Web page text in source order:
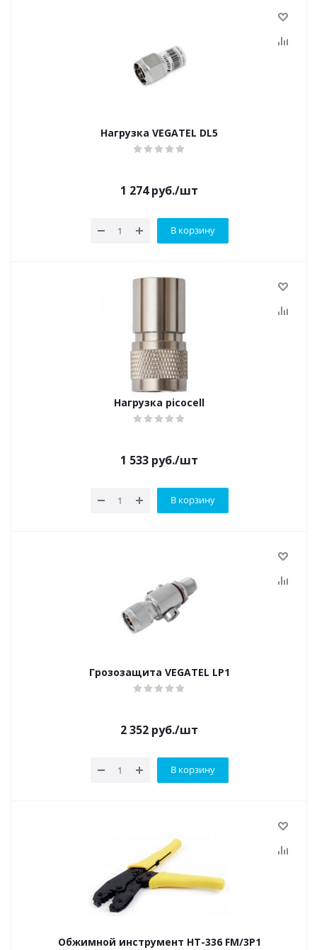
Нагрузка VEGATEL DL5
1 274руб./шт
В корзину
Нагрузка picocell
1 533 руб./шт
В корзину
Грозозащита VEGATEL LP1
2 352 руб./шт
В корзину
Обжимной инструмент HT-336 FM/3P1